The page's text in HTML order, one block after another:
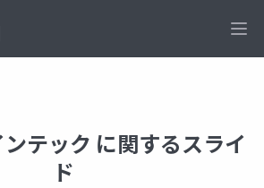
テック に関するスライ
ド